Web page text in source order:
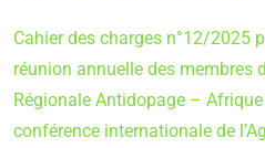
Cahier des charges n°12/2025
réunion annuelle des membres
Régionale Antidopage –
conférence internationale de